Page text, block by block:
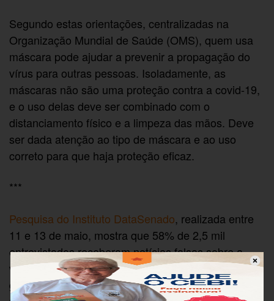
Segundo estas orientações, centralizadas na
Organização Mundial de Saúde (OMS), quem usa
máscara pode ajudar a prevenir a propagação do
vírus para outras pessoas. Isoladamente, as
máscaras não são uma proteção contra a covid-19,
e o uso delas deve ser combinado com o
distanciamento físico e a limpeza das mãos. Deve
ser dada atenção ao tipo de máscara e ao uso
correto para que haja proteção eficaz.
***
Pesquisa do Instituto DataSenado, realizada entre
11 e 13 de maio, mostra que 58% de 2,5 mil
entrevistados receberam notícias falsas sobre a
vacina contra a covid-19 pelas mídias sociais. A
grande maioria das pessoas entrevistadas, 85%,